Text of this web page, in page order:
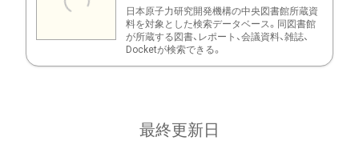
日本原子力研究開発機構の中央図書館所蔵資
料を対象とした検索データベース。同図書館
が所蔵する図書、レポート、会議資料、雑誌、
Docketが検索できる。
最終更新日